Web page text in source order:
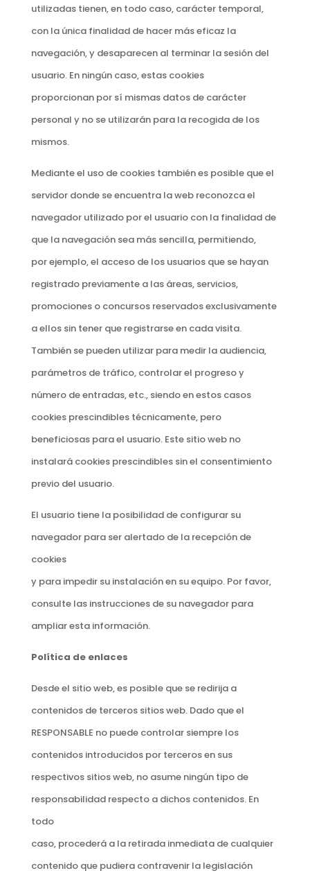
utilizadas tienen, en todo caso, carácter temporal,
con la única finalidad de hacer más eficaz la
navegación, y desaparecen al terminar la sesión del
usuario. En ningún caso, estas cookies
proporcionan por sí mismas datos de carácter
personal y no se utilizarán para la recogida de los
mismos.
Mediante el uso de cookies también es posible que el
servidor donde se encuentra la web reconozca el
navegador utilizado por el usuario con la finalidad de
que la navegación sea más sencilla, permitiendo,
por ejemplo, el acceso de los usuarios que se hayan
registrado previamente a las áreas, servicios,
promociones o concursos reservados exclusivamente
a ellos sin tener que registrarse en cada visita.
También se pueden utilizar para medir la audiencia,
parámetros de tráfico, controlar el progreso y
número de entradas, etc., siendo en estos casos
cookies prescindibles técnicamente, pero
beneficiosas para el usuario. Este sitio web no
instalará cookies prescindibles sin el consentimiento
previo del usuario.
El usuario tiene la posibilidad de configurar su
navegador para ser alertado de la recepción de
cookies
y para impedir su instalación en su equipo. Por favor,
consulte las instrucciones de su navegador para
ampliar esta información.
Política de enlaces
Desde el sitio web, es posible que se redirija a
contenidos de terceros sitios web. Dado que el
RESPONSABLE no puede controlar siempre los
contenidos introducidos por terceros en sus
respectivos sitios web, no asume ningún tipo de
responsabilidad respecto a dichos contenidos. En
todo
caso, procederá a la retirada inmediata de cualquier
contenido que pudiera contravenir la legislación